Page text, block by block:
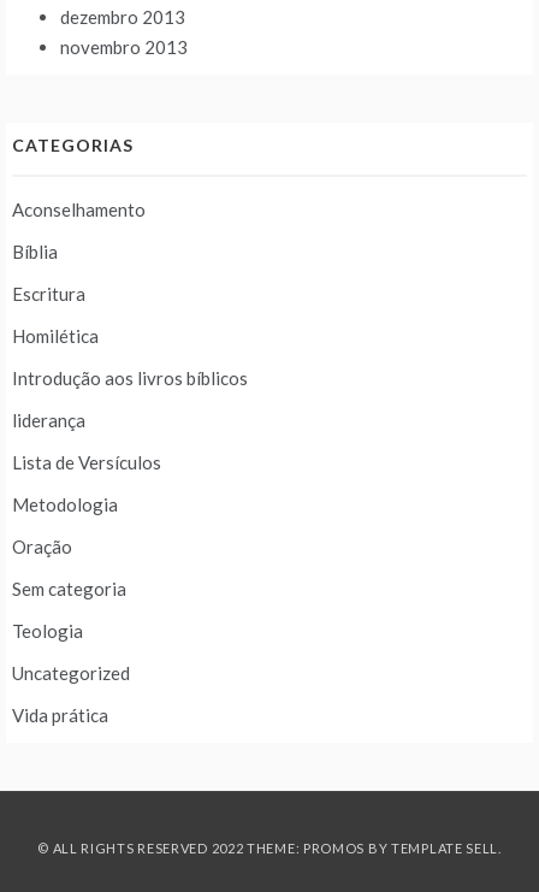
dezembro 2013
novembro 2013
CATEGORIAS
Aconselhamento
Bíblia
Escritura
Homilética
Introdução aos livros bíblicos
liderança
Lista de Versículos
Metodologia
Oração
Sem categoria
Teologia
Uncategorized
Vida prática
© ALL RIGHTS RESERVED 2022 THEME: PROMOS BY TEMPLATE SELL